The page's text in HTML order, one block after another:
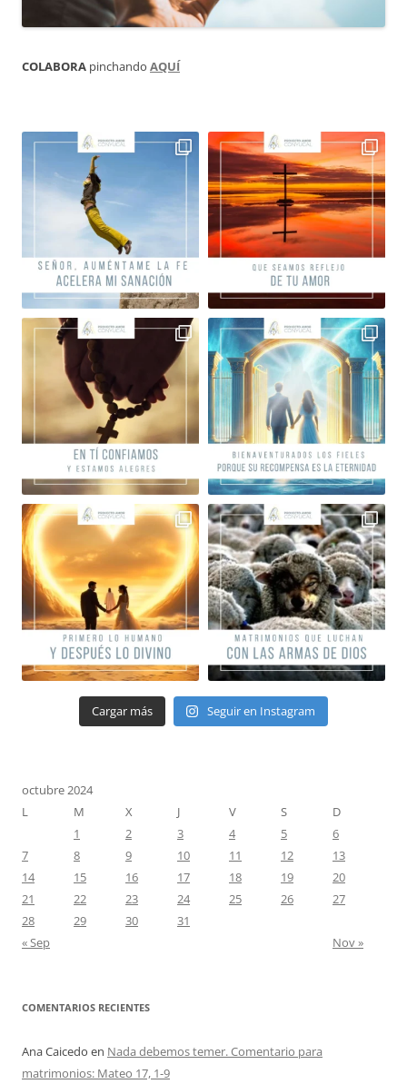
COLABORA pinchando AQUÍ
Cargar más Seguir en Instagram
octubre 2024
L
M X J V S
D
1
2 3 4 5
6
7
8 9 10 11 12
13
14
15 16 17 18 19
20
21
22 23 24 25 26
27
28
29 30
31
« Sep
Nov »
COMENTARIOS RECIENTES
Ana Caicedo en Nada debemos temer. Comentario para
matrimonios: Mateo 17, 1-9